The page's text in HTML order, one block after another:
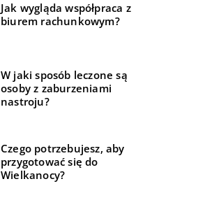
Jak wygląda współpraca z
biurem rachunkowym?
W jaki sposób leczone są
osoby z zaburzeniami
nastroju?
Czego potrzebujesz, aby
przygotować się do
Wielkanocy?